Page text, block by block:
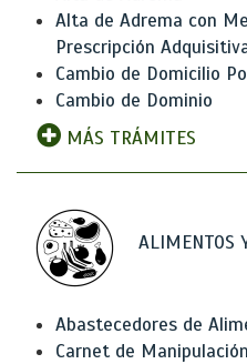
Alta de Adrema con
Prescripción
Cambio de Domicilio
Cambio de Dominio
MÁS TRÁMITES
ALIMENTOS
Abastecedores de
Carnet de